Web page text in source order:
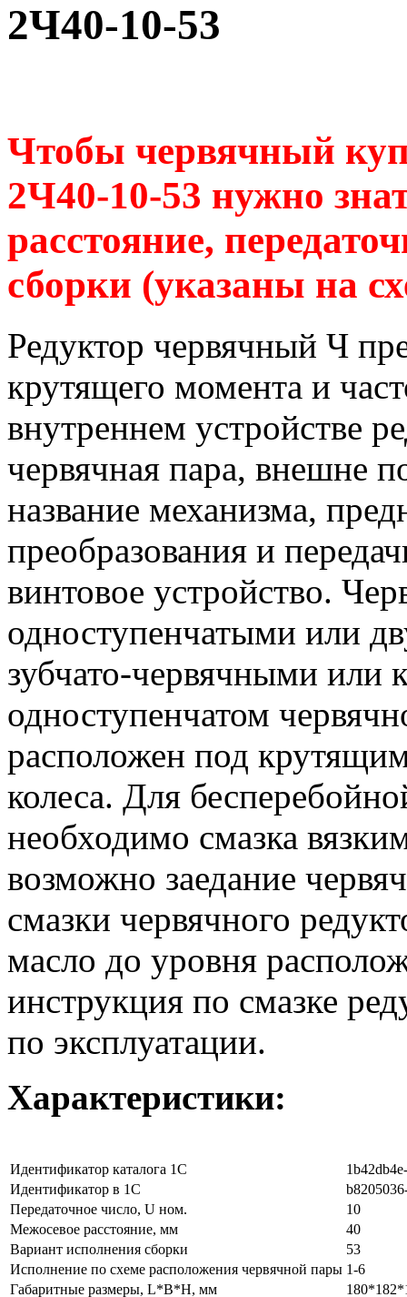
2Ч40-10-53
Чтобы червячный
2Ч40-10-53 нужно
расстояние,
сборки (указаны на
Редуктор червячный Ч
крутящего момента и
внутреннем устройстве
червячная пара, внешне
название механизма,
преобразования и
винтовое устройство.
одноступенчатыми или
зубчато-червячными
одноступенчатом
расположен под
колеса. Для
необходимо смазка
возможно заедание
смазки червячного
масло до уровня
инструкция по смазке
по эксплуатации.
Характеристики:
Идентификатор каталога 1С
Идентификатор в 1С
Передаточное число, U ном.
10
Межосевое расстояние, мм
40
Вариант исполнения сборки
53
Исполнение по схеме расположения червячной пары 1-6
Габаритные размеры, L*B*H, мм